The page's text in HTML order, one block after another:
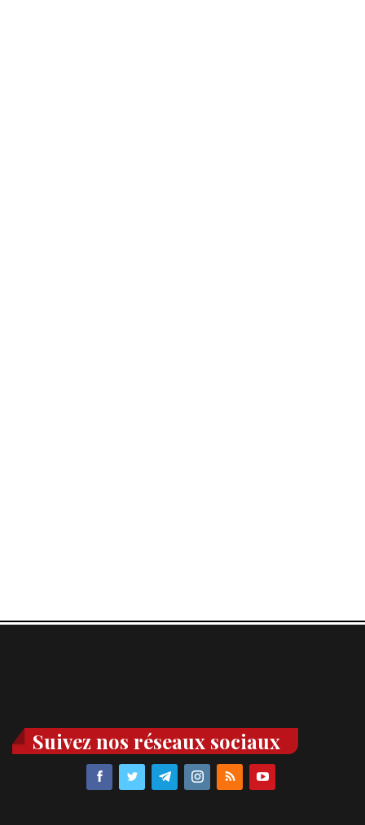
Suivez nos réseaux sociaux